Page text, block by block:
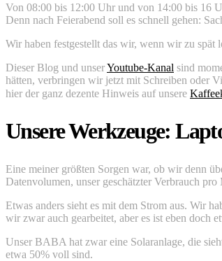
Von 08:00 bis 12:00 Uhr und von 14:00 bis 16
Denn nach Feierabend soll es schnell gehen:
Wir haben festgestellt das wir, wenn wir zu
Dieser Blog und unserYoutube-Kanal sind
hätten, verbringen wir jetzt mit Schreiben oder
hier der ganz dezente Hinweis auf unsere
Unsere Werkzeuge:
Eine meiner größten Sorgen war, ob wir denn
Datenvolumen, unser geschätzter Verbrauch
Etwas anders sieht es mit dem Strom aus. Wir
wir zwar auch gearbeitet, aber es ist eben doch
Unser BABA hat zwar eine Solaranlage, die
etwa 50% voll sind.